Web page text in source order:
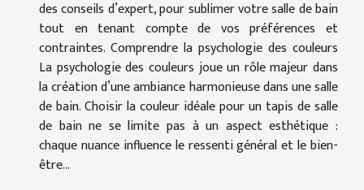
des conseils d’expert, pour sublimer votre salle de bain
tout en tenant compte de vos préférences et
contraintes. Comprendre la psychologie des couleurs
La psychologie des couleurs joue un rôle majeur dans
la création d’une ambiance harmonieuse dans une salle
de bain. Choisir la couleur idéale pour un tapis de salle
de bain ne se limite pas à un aspect esthétique :
chaque nuance influence le ressenti général et le bien-
être...